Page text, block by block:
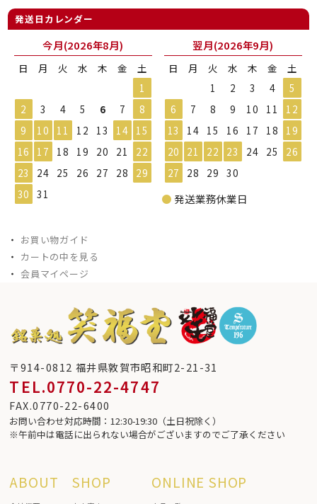
発送日カレンダー
今月(2026年8月)
日 月 火 水 木 金
土
1
2
3 4 5 6 7
8
9
10 11 12 13 14 15
16
17 18 19 20 21
22
23
24 25 26 27 28
29
30
31
翌月(2026年9月)
日 月 火 水 木 金
土
1
2 3 4
5
6
7 8 9 10 11
12
13
14 15 16 17 18
19
20
21 22 23 24 25
26
27
28 29 30
● 発送業務休業日
・ お買い物ガイド
・ カートの中を見る
・ 会員マイページ
〒914-0812 福井県敦賀市昭和町2-21-31
TEL.0770-22-4747
FAX.0770-22-6400
お問い合わせ対応時間：12:30-19:30（土日祝除く）
※午前中は電話に出られない場合がございますのでご了承ください
ABOUT SHOP ONLINE SHOP